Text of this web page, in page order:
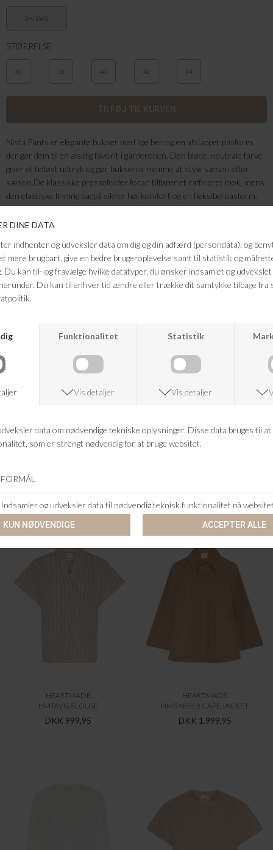
SHITAKE
STØRRELSE
36 38 40 42 44
Nista Pants er elegante bukser med lige ben og en afslappet pasform,
der gør dem til en alsidig favorit i garderoben. Den bløde, neutrale farve
giver et tidløst udtryk og gør bukserne nemme at style sæson efter
sæson.De klassiske pressefolder foran tilfører et raffineret look, mens
den elastiske linning bagpå sikrer høj komfort og en fleksibel pasform.
De diskrete paspolerede baglommer fuldender det stilrene design.Style
dem med en let strik for et afslappet, sofistikeret outfit eller med en
Farve: light sand
Kvalitet: 100% bomuld
14 DAGES RETURRET
+46 86 60 21 22
ANDRE KØBTE OGSÅ
HEARTMADE
HMTAVIS BLOUSE
DKK 999,95
HEARTMADE
HMBARBER CAPE JACKET
DKK 1.999,95